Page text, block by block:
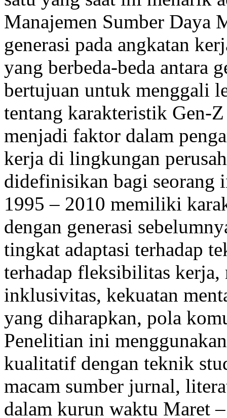
Manajemen Sumber Daya
generasi pada angkatan
yang berbeda-beda antara
bertujuan untuk menggali
tentang karakteristik Gen-
menjadi faktor dalam
kerja di lingkungan
didefinisikan bagi seorang
1995 – 2010 memiliki
dengan generasi
tingkat adaptasi terhadap
terhadap fleksibilitas
inklusivitas, kekuatan
yang diharapkan, pola
Penelitian ini
kualitatif dengan teknik
macam sumber jurnal,
dalam kurun waktu Maret